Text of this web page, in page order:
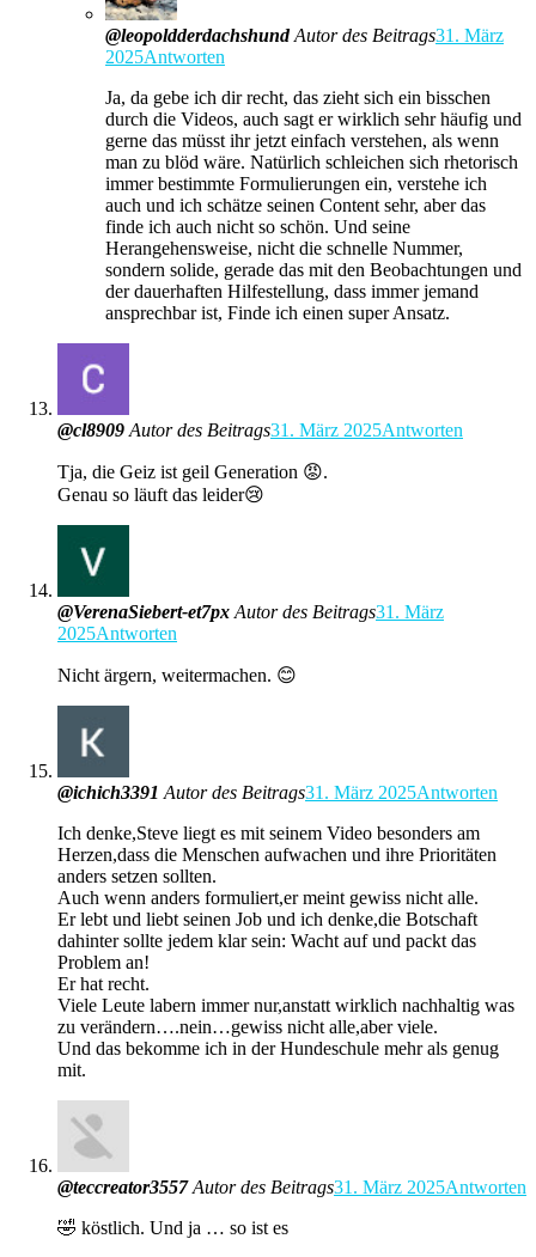
@leopoldderdachshund Autor des Beitrags31. März
2025Antworten
Ja, da gebe ich dir recht, das zieht sich ein bisschen
durch die Videos, auch sagt er wirklich sehr häufig und
gerne das müsst ihr jetzt einfach verstehen, als wenn
man zu blöd wäre. Natürlich schleichen sich rhetorisch
immer bestimmte Formulierungen ein, verstehe ich
auch und ich schätze seinen Content sehr, aber das
finde ich auch nicht so schön. Und seine
Herangehensweise, nicht die schnelle Nummer,
sondern solide, gerade das mit den Beobachtungen und
der dauerhaften Hilfestellung, dass immer jemand
ansprechbar ist, Finde ich einen super Ansatz.
@cl8909 Autor des Beitrags31. März 2025Antworten
Tja, die Geiz ist geil Generation 😡.
Genau so läuft das leider😢
@VerenaSiebert-et7px Autor des Beitrags31. März
2025Antworten
Nicht ärgern, weitermachen. 😊
@ichich3391 Autor des Beitrags31. März 2025Antworten
Ich denke,Steve liegt es mit seinem Video besonders am
Herzen,dass die Menschen aufwachen und ihre Prioritäten
anders setzen sollten.
Auch wenn anders formuliert,er meint gewiss nicht alle.
Er lebt und liebt seinen Job und ich denke,die Botschaft
dahinter sollte jedem klar sein: Wacht auf und packt das
Problem an!
Er hat recht.
Viele Leute labern immer nur,anstatt wirklich nachhaltig was
zu verändern….nein…gewiss nicht alle,aber viele.
Und das bekomme ich in der Hundeschule mehr als genug
mit.
@teccreator3557 Autor des Beitrags31. März 2025Antworten
🤣 köstlich. Und ja … so ist es